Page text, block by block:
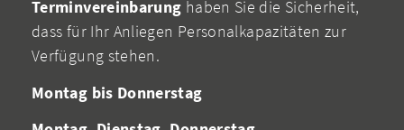
Terminvereinbarung haben Sie die Sicherheit,
dass für Ihr Anliegen Personalkapazitäten zur
Verfügung stehen.
Montag bis Donnerstag